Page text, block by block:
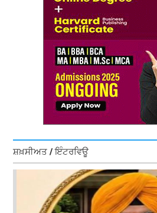
ਸ਼ਖ਼ਸੀਅਤ / ਇੰਟਰਵਿਊ